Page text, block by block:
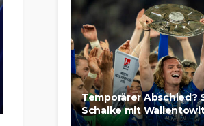
Temporärer Abschied?
Schalke mit